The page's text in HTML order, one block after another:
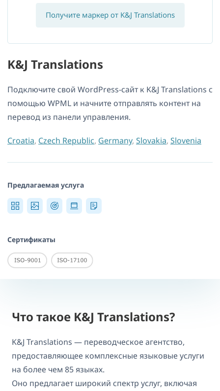
Получите маркер от K&J Translations
K&J Translations
Подключите свой WordPress-сайт к K&J Translations с
помощью WPML и начните отправлять контент на
перевод из панели управления.
Croatia, Czech Republic, Germany, Slovakia, Slovenia
Предлагаемая услуга
Сертификаты
Что такое K&J Translations?
K&J Translations — переводческое агентство,
предоставляющее комплексные языковые услуги
на более чем 85 языках.
Оно предлагает широкий спектр услуг, включая